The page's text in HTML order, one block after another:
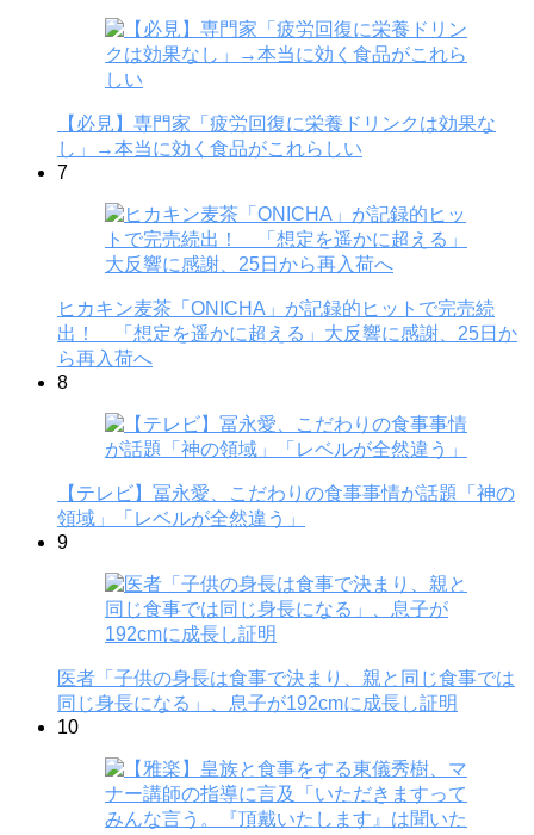
【必見】専門家「疲労回復に栄養ドリンクは効果な
し」→本当に効く食品がこれらしい
7
ヒカキン麦茶「ONICHA」が記録的ヒットで完売続
出！ 「想定を遥かに超える」大反響に感謝、25日か
ら再入荷へ
8
【テレビ】冨永愛、こだわりの食事事情が話題「神の
領域」「レベルが全然違う」
9
医者「子供の身長は食事で決まり、親と同じ食事では
同じ身長になる」、息子が192cmに成長し証明
10